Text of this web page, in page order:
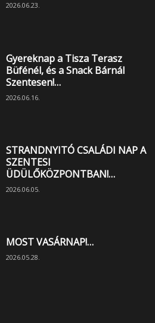
2026.06.23.
Gyereknap a Tisza Terasz
Büfénél, és a Snack Bárnál
Szentesen!…
2026.06.16.
STRANDNYITÓ CSALÁDI NAP A
SZENTESI
ÜDÜLŐKÖZPONTBAN!…
2026.06.05.
MOST VASÁRNAP!…
2026.05.28.